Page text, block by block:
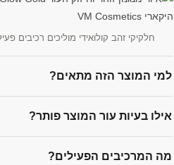
חלקיקי זהב קולואידי מוליכים רכיבים
למי המוצר הזה מתאים?
אילו בעיות עור המוצר פותר?
מה המרכיבים הפעילים?